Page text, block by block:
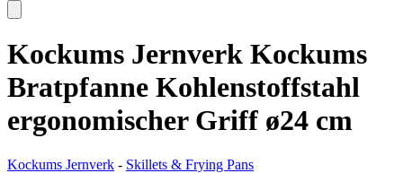
Kockums Jernverk Kockums
Bratpfanne Kohlenstoffstahl
ergonomischer Griff ø24 cm
Kockums Jernverk - Skillets & Frying Pans